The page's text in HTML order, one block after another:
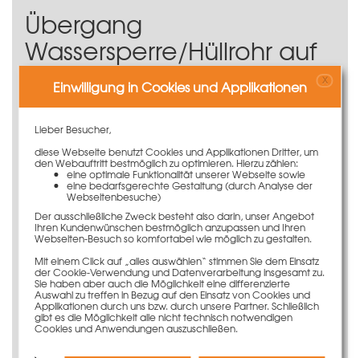
Übergang
Wassersperre/Hüllrohr auf
PVC- oder Faserbetonrohr
Der Übergang Wassersperre/Hüllrohr auf PVC- oder
wasserdichten Bauwerken zum Einsatz. Hierbei
gewährleistet Ihnen der Übergang Wassersperre/Hüllrohr
einen sowohl sicheren als auch reibungslosen Übergang
zur Ankerstelle.
Einfaches Stecksystem ermöglicht eine simple
Montage
Spart Ihnen enorme Zeit
FürWassersperre DW15 D.65/110
Passend für PVC-Hüllrohr DW15
Passend für Faserbeton-Hüllrohr DW15
Anwendungsinformationen
Einwilligung in Cookies und Applikationen X
Lieber Besucher,
diese Webseite benutzt Cookies und Applikationen Dritter, um
den Webauftritt bestmöglich zu optimieren. Hierzu zählen:
eine optimale Funktionalität unserer Webseite sowie
eine bedarfsgerechte Gestaltung (durch Analyse der
Webseitenbesuche)
Der ausschließliche Zweck besteht also darin, unser Angebot
Ihren Kundenwünschen bestmöglich anzupassen und Ihren
Webseiten-Besuch so komfortabel wie möglich zu gestalten.
Mit einem Click auf „alles auswählen“ stimmen Sie dem Einsatz
der Cookie-Verwendung und Datenverarbeitung insgesamt zu.
Sie haben aber auch die Möglichkeit eine differenzierte
Auswahl zu treffen in Bezug auf den Einsatz von Cookies und
Applikationen durch uns bzw. durch unsere Partner. Schließlich
gibt es die Möglichkeit alle nicht technisch notwendigen
Cookies und Anwendungen auszuschließen.